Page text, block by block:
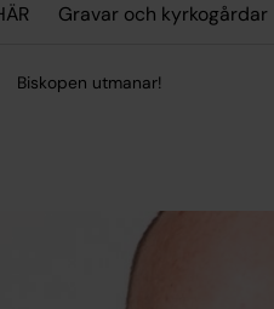
Gravar och kyrkogårdar
Biskopen utmanar!